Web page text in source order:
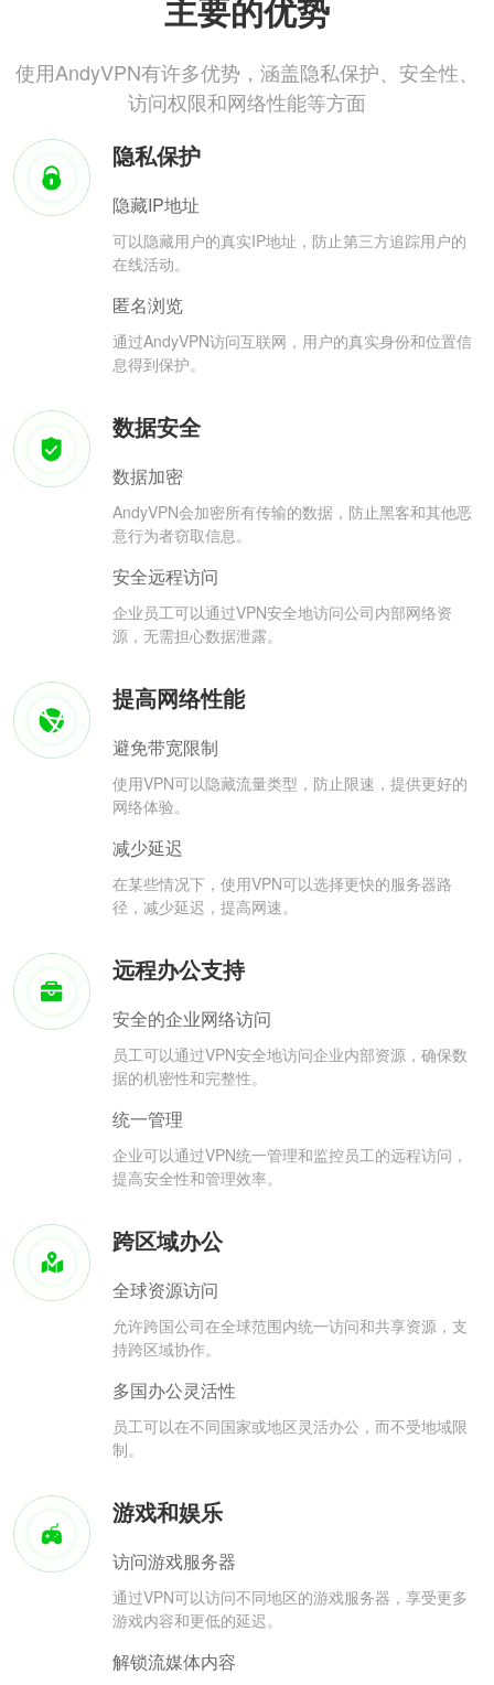
主要的优势
使用AndyVPN有许多优势，涵盖隐私保护、安全性、
访问权限和网络性能等方面
隐私保护
隐藏IP地址
可以隐藏用户的真实IP地址，防止第三方追踪用户的
在线活动。
匿名浏览
通过AndyVPN访问互联网，用户的真实身份和位置信
息得到保护。
数据安全
数据加密
AndyVPN会加密所有传输的数据，防止黑客和其他恶
意行为者窃取信息。
安全远程访问
企业员工可以通过VPN安全地访问公司内部网络资
源，无需担心数据泄露。
提高网络性能
避免带宽限制
使用VPN可以隐藏流量类型，防止限速，提供更好的
网络体验。
减少延迟
在某些情况下，使用VPN可以选择更快的服务器路
径，减少延迟，提高网速。
远程办公支持
安全的企业网络访问
员工可以通过VPN安全地访问企业内部资源，确保数
据的机密性和完整性。
统一管理
企业可以通过VPN统一管理和监控员工的远程访问，
提高安全性和管理效率。
跨区域办公
全球资源访问
允许跨国公司在全球范围内统一访问和共享资源，支
持跨区域协作。
多国办公灵活性
员工可以在不同国家或地区灵活办公，而不受地域限
制。
游戏和娱乐
访问游戏服务器
通过VPN可以访问不同地区的游戏服务器，享受更多
游戏内容和更低的延迟。
解锁流媒体内容